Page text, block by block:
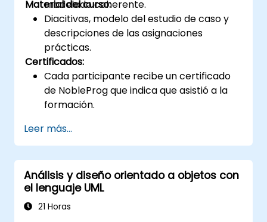
modelado coherente.
Material del curso:
Diacitivas, modelo del estudio de caso y
descripciones de las asignaciones
prácticas.
Certificados:
Cada participante recibe un certificado
de NobleProg que indica que asistió a la
formación.
Leer más...
Análisis y diseño orientado a objetos con
el lenguaje UML
21 Horas